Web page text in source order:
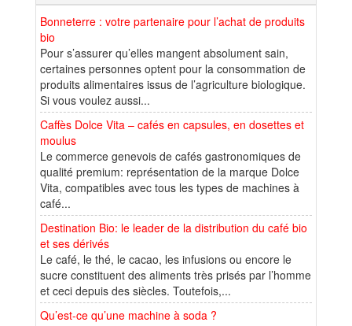
Bonneterre : votre partenaire pour l’achat de produits
bio
Pour s’assurer qu’elles mangent absolument sain,
certaines personnes optent pour la consommation de
produits alimentaires issus de l’agriculture biologique.
Si vous voulez aussi...
Caffès Dolce Vita – cafés en capsules, en dosettes et
moulus
Le commerce genevois de cafés gastronomiques de
qualité premium: représentation de la marque Dolce
Vita, compatibles avec tous les types de machines à
café...
Destination Bio: le leader de la distribution du café bio
et ses dérivés
Le café, le thé, le cacao, les infusions ou encore le
sucre constituent des aliments très prisés par l’homme
et ceci depuis des siècles. Toutefois,...
Qu’est-ce qu’une machine à soda ?